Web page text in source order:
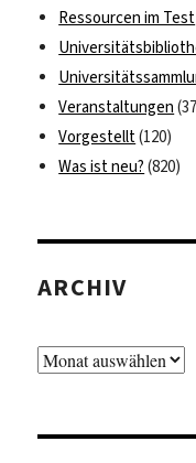
Ressourcen im Test
Veranstaltungen
Vorgestellt(120)
Was ist neu? (820)
ARCHIV
Archiv